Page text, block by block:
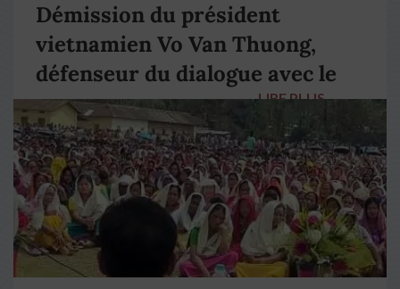
Démission du président
vietnamien Vo Van Thuong,
défenseur du dialogue avec le
pape François
LIRE PLUS →